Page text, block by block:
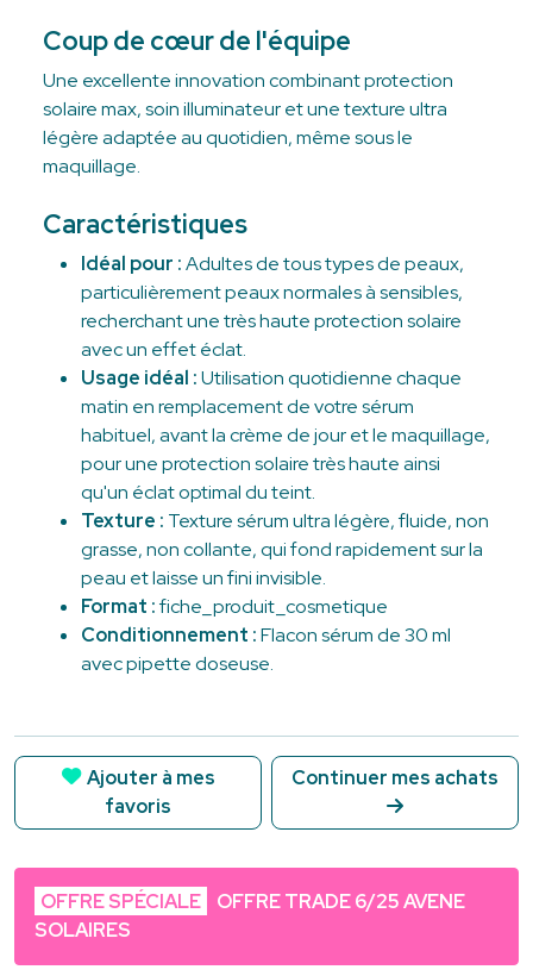
Coup de cœur de l'équipe
Une excellente innovation combinant protection
solaire max, soin illuminateur et une texture ultra
légère adaptée au quotidien, même sous le
maquillage.
Caractéristiques
Idéal pour :Adultes de tous types de peaux,
particulièrement peaux normales à sensibles,
recherchant une très haute protection solaire
avec un effet éclat.
Usage idéal :Utilisation quotidienne chaque
matin en remplacement de votre sérum
habituel, avant la crème de jour et le maquillage,
pour une protection solaire très haute ainsi
qu'un éclat optimal du teint.
Texture : Texture sérum ultra légère, fluide, non
grasse, non collante, qui fond rapidement sur la
peau et laisse un fini invisible.
Format :fiche_produit_cosmetique
Conditionnement :Flacon sérum de 30 ml
avec pipette doseuse.
Ajouter à mes
favoris
Continuer mes achats
OFFRE SPÉCIALE
OFFRE TRADE 6/25 AVENE
SOLAIRES